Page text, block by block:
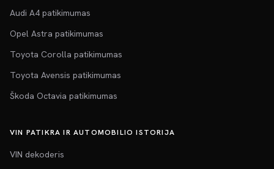
Audi A4 patikimumas
Opel Astra patikimumas
Toyota Corolla patikimumas
Toyota Avensis patikimumas
Škoda Octavia patikimumas
VIN PATIKRA IR AUTOMOBILIO ISTORIJA
VIN dekoderis